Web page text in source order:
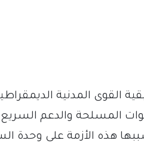
القوى المدنية
المسلحة والدعم
هذه الأزمة على وحدة